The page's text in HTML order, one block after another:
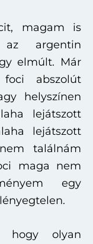
magam is
az argentin
elmúlt. Már
abszolút
helyszínen
lejátszott
lejátszott
találnám
maga nem
egy
hogy olyan